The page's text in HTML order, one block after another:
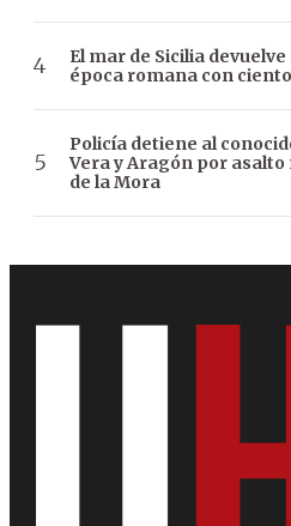
El mar de Sicilia
época romana con
Policía detiene al
Vera y Aragón por
de la Mora